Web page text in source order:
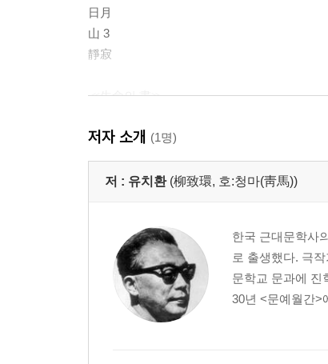
日月
山 3
靜寂
≪生命의 書≫
春信
바위
목숨
드디어 알리라
生命의 書 一章
生命의 書 二章
해바라기 밭으로 가려오
曠野에 와서
저자 소개 (1명)
저 : 유치환 (柳致環, 호:청마(靑馬))
한국 근대문학사
로 출생했다. 극
문학교 문과에 진
30년 <문예월간>